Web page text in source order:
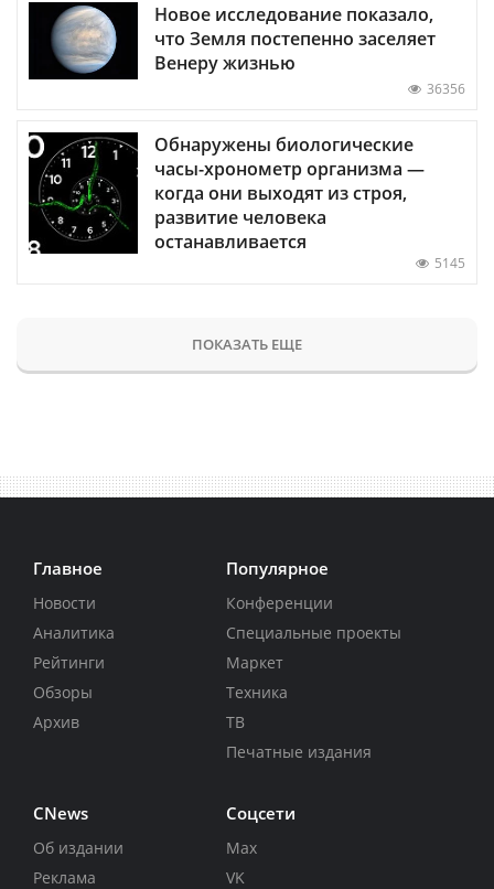
Новое исследование показало,
что Земля постепенно заселяет
Венеру жизнью
36356
Обнаружены биологические
часы-хронометр организма —
когда они выходят из строя,
развитие человека
останавливается
5145
ПОКАЗАТЬ ЕЩЕ
Главное
Новости
Аналитика
Рейтинги
Обзоры
Архив
Популярное
Конференции
Специальные проекты
Маркет
Техника
ТВ
Печатные издания
CNews
Об издании
Реклама
Соцсети
Max
VK